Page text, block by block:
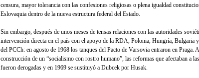
censu­ra, mayor tolerancia con las confesiones reli­giosas o plena igualdad
Eslovaquia dentro de la nueva estructura federal del Estado.
Sin embargo, después de unos meses de tensas relaciones con las autoridades
intervención directa en el país con el apoyo de la RDA, Polonia, Hungría, Bulgaria
del PCCh: en agosto de 1968 los tanques del Pacto de Varsovia entraron en Praga.
construcción de un “socialismo con rostro humano”, las reformas que afectaban a
fueron derogadas y en 1969 se sustituyó a Dubcek por Husak.